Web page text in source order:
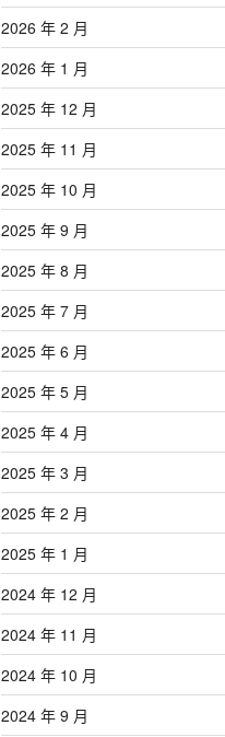
2026 年 2 月
2026 年 1 月
2025 年 12 月
2025 年 11 月
2025 年 10 月
2025 年 9 月
2025 年 8 月
2025 年 7 月
2025 年 6 月
2025 年 5 月
2025 年 4 月
2025 年 3 月
2025 年 2 月
2025 年 1 月
2024 年 12 月
2024 年 11 月
2024 年 10 月
2024 年 9 月